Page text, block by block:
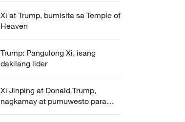
Xi at Trump, bumisita sa Temple of
Heaven
Trump: Pangulong Xi, isang
dakilang lider
Xi Jinping at Donald Trump,
nagkamay at pumuwesto para
kunan ng larawan